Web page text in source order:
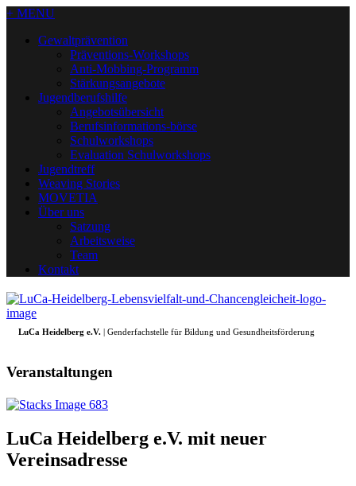
+ MENU
Gewaltprävention
Präventions-Workshops
Anti-Mobbing-Programm
Stärkungsangebote
Jugendberufshilfe
Angebotsübersicht
Berufsinformations-börse
Schulworkshops
Evaluation Schulworkshops
Jugendtreff
Weaving Stories
MOVETIA
Über uns
Satzung
Arbeitsweise
Team
Kontakt
LuCa Heidelberg e.V. | Genderfachstelle für Bildung und Gesundheitsförderung
Veranstaltungen
LuCa Heidelberg e.V. mit neuer
Vereinsadresse